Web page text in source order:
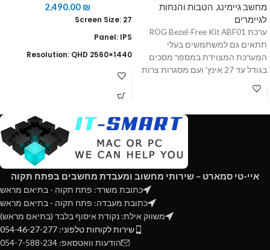
מחשב גיימינג, הטבות והנחות
לגיימרים
ערכת ROG Bezel-Free Kit ABF01
תתאים גם למשתמשים בעלי
המערכת המצוידת במספר מסכים
בגודל עד 27 אינץ' ועם מסגרות צרות
המשתמש יהיה להתאים את המסכים
2,490.00 ₪
Screen Size: 27
Panel: IPS
Resolution: QHD 2560×1440
Curve: No
Contrast Ratio: 1000 :1
Brightness: 350 nits
Color Gamut: 100% DCI-P3
HDMI 2.0x2, Display port 1.4
איי-טי סמארט – שירותי מחשוב ומעבדת מחשבים בפתח תקוה
כתובת משרד: פתח תקוה - בתיאם מראש
כתובת מעבדה: פתח תקוה - בתיאם מראש
משווק אילת: נקודת איסוף בלבד (בתיאם מראש)
שירות לקוחות טלפוני: 054-46-27-277
הודעות וואטסאפ: 054-7-588-234